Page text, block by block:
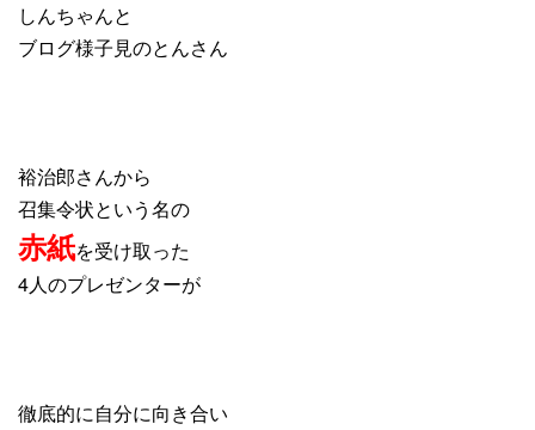
しんちゃんと
ブログ様子見のとんさん
裕治郎さんから
召集令状という名の
赤紙を受け取った
4人のプレゼンターが
徹底的に自分に向き合い